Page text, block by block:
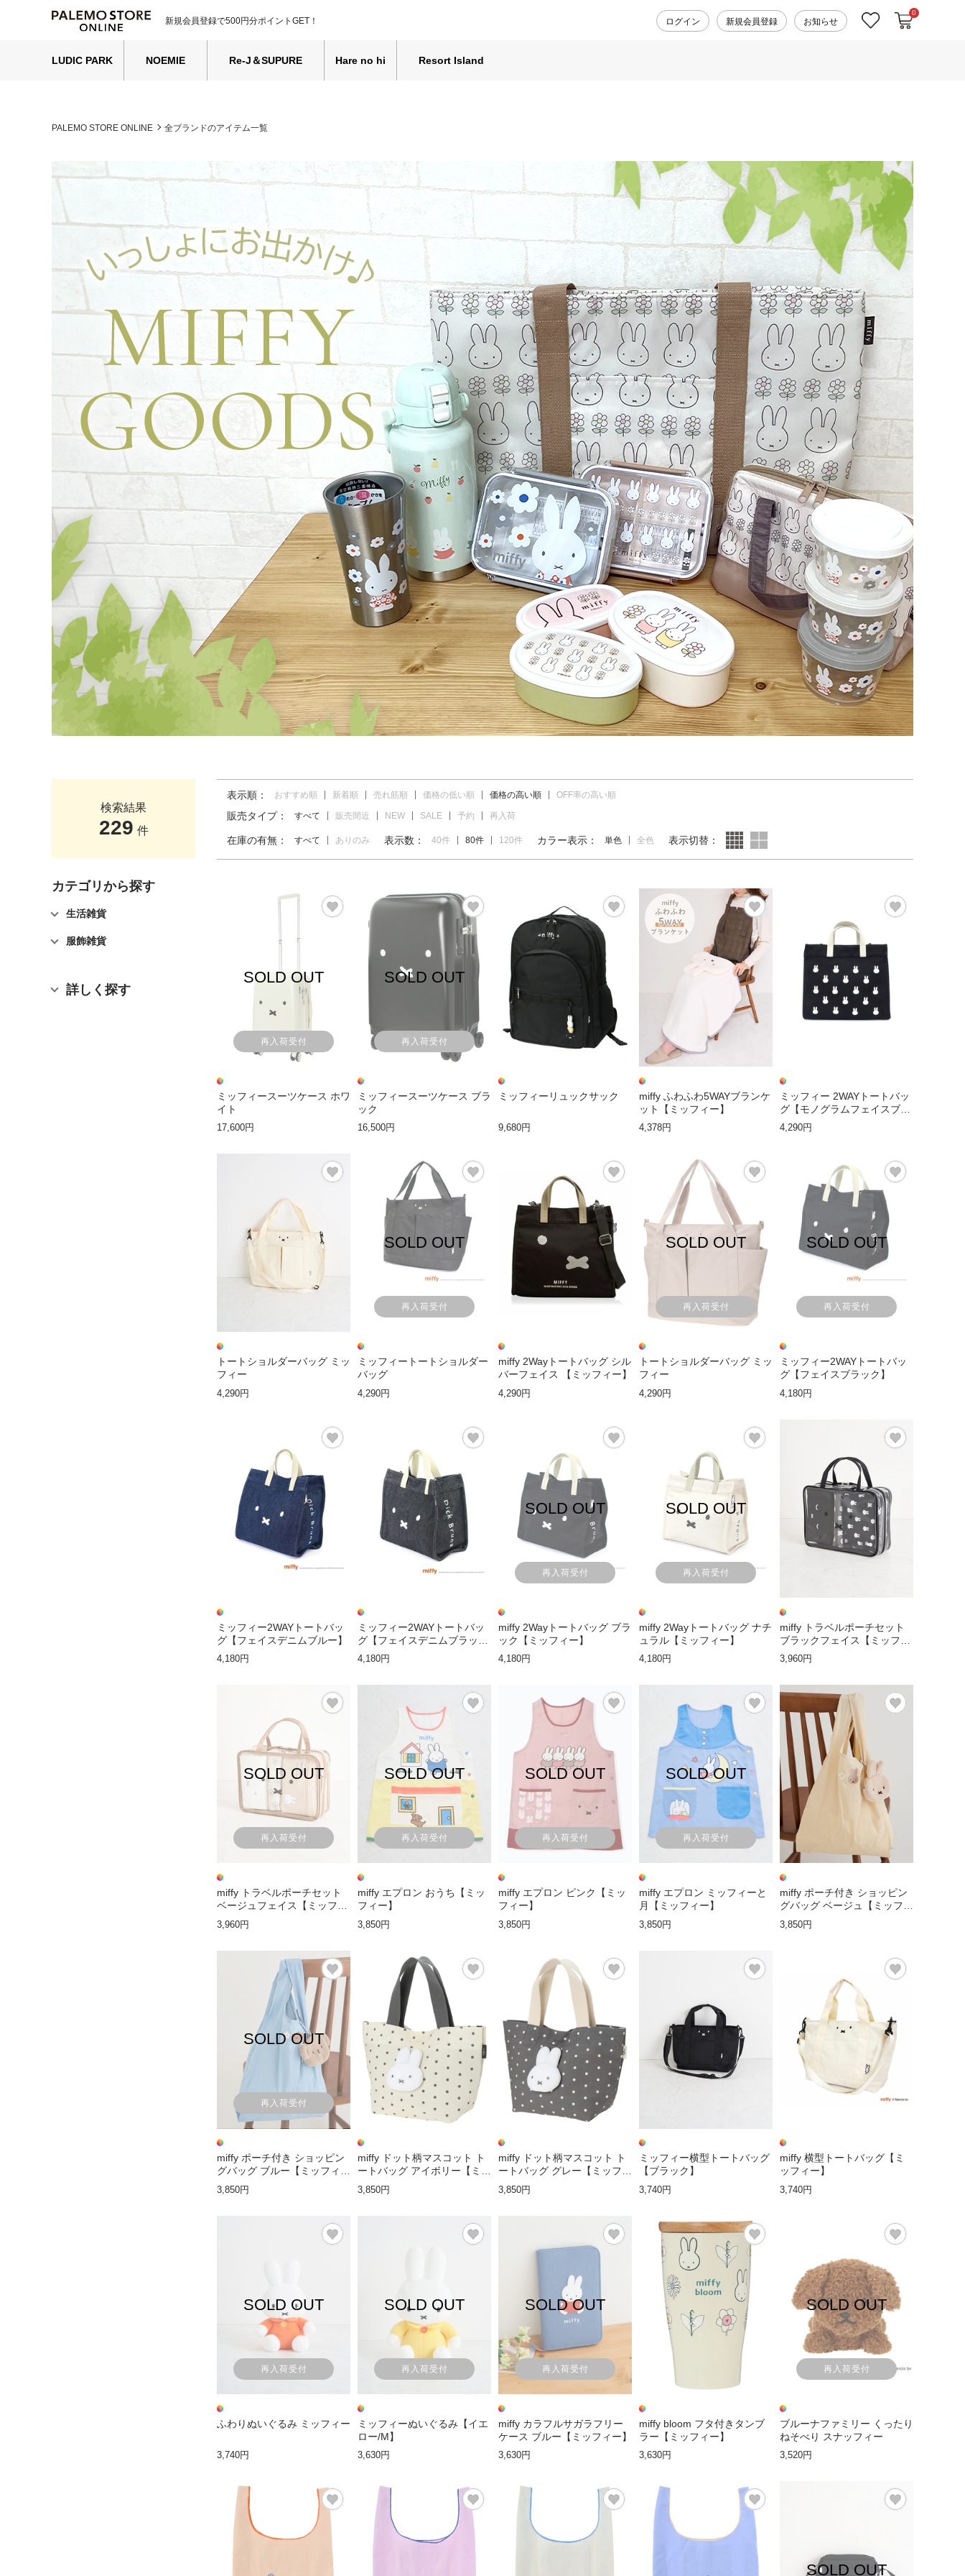
新規会員登録で500円分ポイントGET！ ログイン 新規会員登録 お知らせ お気に入りカートに入
0
LUDIC PARK NOEMIE Re-J＆SUPURE Hare no hi Resort Island
PALEMO STORE ONLINE 全ブランドのアイテム一覧
検索結果
229 件
カテゴリから探す
生活雑貨
服飾雑貨
詳しく探す
表示順： おすすめ順 新着順 売れ筋順 価格の低い順 価格の高い順 OFF率の高い順
販売タイプ： すべて 販売間近 NEW SALE 予約 再入荷
在庫の有無： すべて ありのみ 表示数： 40件 80件 120件 カラー表示： 単色 全色 表示切替：
SOLD OUT
再入荷受付
ミッフィースーツケース ホワ
イト
17,600円
SOLD OUT
再入荷受付
ミッフィースーツケース ブラ
ック
16,500円
ミッフィーリュックサック
9,680円
miffy ふわふわ5WAYブランケ
ット【ミッフィー】
4,378円
ミッフィー 2WAYトートバッ
グ【モノグラムフェイスブラ
ック】
4,290円
トートショルダーバッグ ミッ
フィー
4,290円
SOLD OUT
再入荷受付
ミッフィートートショルダー
バッグ
4,290円
miffy 2Wayトートバッグ シル
バーフェイス 【ミッフィー】
4,290円
SOLD OUT
再入荷受付
トートショルダーバッグ ミッ
フィー
4,290円
SOLD OUT
再入荷受付
ミッフィー2WAYトートバッ
グ【フェイスブラック】
4,180円
ミッフィー2WAYトートバッ
グ【フェイスデニムブルー】
4,180円
ミッフィー2WAYトートバッ
グ【フェイスデニムブラッ
ク】
4,180円
SOLD OUT
再入荷受付
miffy 2Wayトートバッグ ブラ
ック【ミッフィー】
4,180円
SOLD OUT
再入荷受付
miffy 2Wayトートバッグ ナチ
ュラル【ミッフィー】
4,180円
miffy トラベルポーチセット
ブラックフェイス【ミッフィ
ー】
3,960円
SOLD OUT
再入荷受付
miffy トラベルポーチセット
ベージュフェイス【ミッフィ
ー】
3,960円
SOLD OUT
再入荷受付
miffy エプロン おうち【ミッ
フィー】
3,850円
SOLD OUT
再入荷受付
miffy エプロン ピンク【ミッ
フィー】
3,850円
SOLD OUT
再入荷受付
miffy エプロン ミッフィーと
月【ミッフィー】
3,850円
miffy ポーチ付き ショッピン
グバッグ ベージュ【ミッフィ
ー】
3,850円
SOLD OUT
再入荷受付
miffy ポーチ付き ショッピン
グバッグ ブルー【ミッフィ
ー】
3,850円
miffy ドット柄マスコット ト
ートバッグ アイボリー【ミッ
フィー】
3,850円
miffy ドット柄マスコット ト
ートバッグ グレー【ミッフィ
ー】
3,850円
ミッフィー横型トートバッグ
【ブラック】
3,740円
miffy 横型トートバッグ【ミ
ッフィー】
3,740円
SOLD OUT
再入荷受付
ふわりぬいぐるみ ミッフィー
3,740円
SOLD OUT
再入荷受付
ミッフィーぬいぐるみ【イエ
ロー/M】
3,630円
SOLD OUT
再入荷受付
miffy カラフルサガラフリー
ケース ブルー【ミッフィー】
3,630円
miffy bloom フタ付きタンブ
ラー【ミッフィー】
3,630円
SOLD OUT
再入荷受付
ブルーナファミリー くったり
ねそべり スナッフィー
3,520円
SOLD OUT